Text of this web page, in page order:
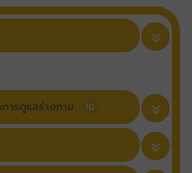
ารดูแลร่างกาย 10